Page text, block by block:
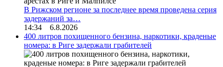
В Рижском регионе за последнее время проведена серия
задержаний за…
14:34 6.8.2026
400 литров похищенного бензина, наркотики, краденые
номера: в Риге задержали грабителей